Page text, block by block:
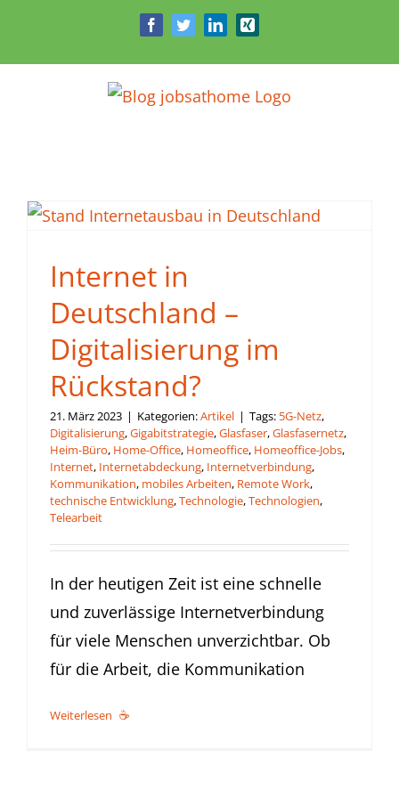
springen
FacebookTwitterLinkedInXing
Internet in
Deutschland –
Digitalisierung im
Rückstand?
21. März 2023 | Kategorien:Artikel | Tags: 5G-Netz,
Digitalisierung,Gigabitstrategie,Glasfaser,Glasfasernetz,
Heim-Büro, Home-Office, Homeoffice, Homeoffice-Jobs,
Internet, Internetabdeckung, Internetverbindung,
Kommunikation, mobiles Arbeiten, Remote Work,
technische Entwicklung,Technologie,Technologien,
Telearbeit
In der heutigen Zeit ist eine schnelle
und zuverlässige Internetverbindung
für viele Menschen unverzichtbar. Ob
für die Arbeit, die Kommunikation
Weiterlesen